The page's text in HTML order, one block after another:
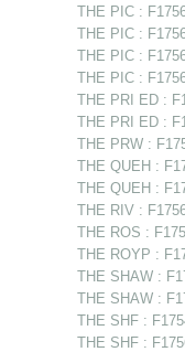
THE PIC :
THE PIC :
THE PIC :
THE PIC :
THE PRI ED :
THE PRI ED :
THE PRW :
THE QUEH :
THE QUEH :
THE RIV :
THE ROS :
THE ROYP :
THE SHAW :
THE SHAW :
THE SHF :
THE SHF :